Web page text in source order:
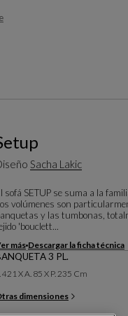
Sacha Lakic
sofá SETUP se suma a la
volúmenes son
y las tumbonas,
'bouclett...
más Descargar la ficha técnica
3 PL.
421 X A. 85 X P. 235 Cm
dimensiones